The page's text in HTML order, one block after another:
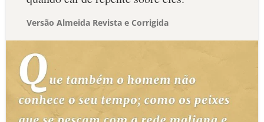
Versão Almeida Revista e Corrigida